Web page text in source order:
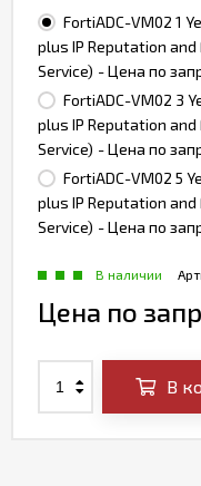
FortiADC-VM02 1
plus IP Reputation and
Service) - Цена по
FortiADC-VM02 3
plus IP Reputation and
Service) - Цена по
FortiADC-VM02 5
plus IP Reputation and
Service) - Цена по
В наличии
Цена по
В